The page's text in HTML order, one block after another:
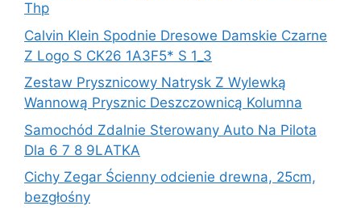
Thp
Calvin Klein Spodnie Dresowe Damskie Czarne
Z Logo S CK26 1A3F5* S 1_3
Zestaw Prysznicowy Natrysk Z Wylewką
Wannową Prysznic Deszczownicą Kolumna
Samochód Zdalnie Sterowany Auto Na Pilota
Dla 6 7 8 9LATKA
Cichy Zegar Ścienny odcienie drewna, 25cm,
bezgłośny